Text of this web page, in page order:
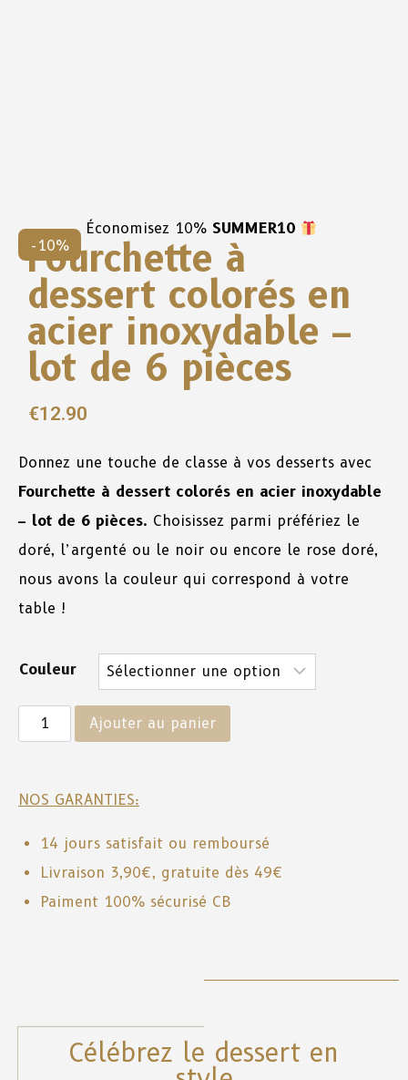
-10%
Économisez 10% SUMMER10
Fourchette à
dessert colorés en
acier inoxydable –
lot de 6 pièces
€12.90
Donnez une touche de classe à vos desserts avec
Fourchette à dessert colorés en acier inoxydable
– lot de 6 pièces. Choisissez parmi préfériez le
doré, l’argenté ou le noir ou encore le rose doré,
nous avons la couleur qui correspond à votre
table !
Couleur
Ajouter au panier
NOS GARANTIES:
14 jours satisfait ou remboursé
Livraison 3,90€, gratuite dès 49€
Paiment 100% sécurisé CB
Célébrez le dessert en